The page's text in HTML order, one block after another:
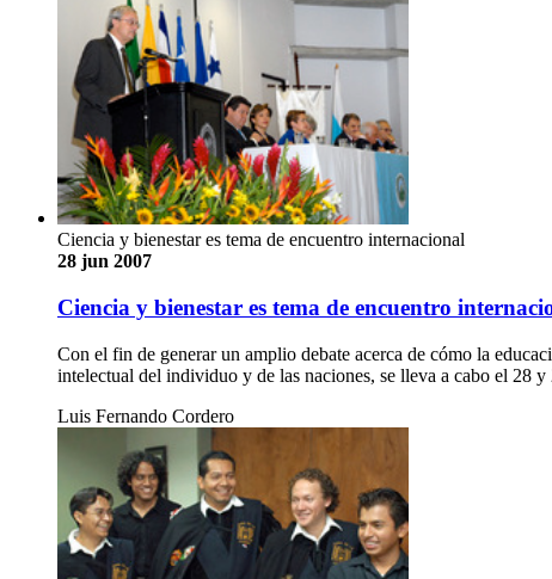
Ciencia y bienestar es tema de encuentro internacional
28 jun 2007
Ciencia y bienestar es tema de encuentro
Con el fin de generar un amplio debate acerca de cómo la
intelectual del individuo y de las naciones, se lleva a cabo el 28
Luis Fernando Cordero